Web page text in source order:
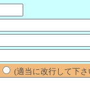
(適当に改行して下